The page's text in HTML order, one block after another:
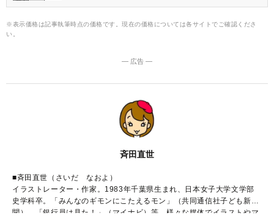
※表示価格は記事執筆時点の価格です。現在の価格については各サイトでご確認くださ
い。
― 広告 ―
斉田直世
■斉田直世（さいだ なおよ）
イラストレーター・作家。1983年千葉県生まれ、日本女子大学文学部
史学科卒。「みんなのギモンにこたえるモン」（共同通信社子ども新
聞）、「銀行員は見た！」（マイナビ）等、様々な媒体でイラストやマ